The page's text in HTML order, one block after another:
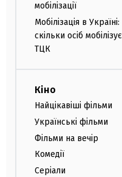
мобілізації
Мобілізація в Україні:
скільки осіб мобілізує
ТЦК
Кіно
Найцікавіші фільми
Українські фільми
Фільми на вечір
Комедії
Серіали